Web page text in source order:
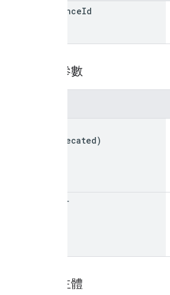
sequenceId
查詢參數
(deprecated)
filter
要求主體